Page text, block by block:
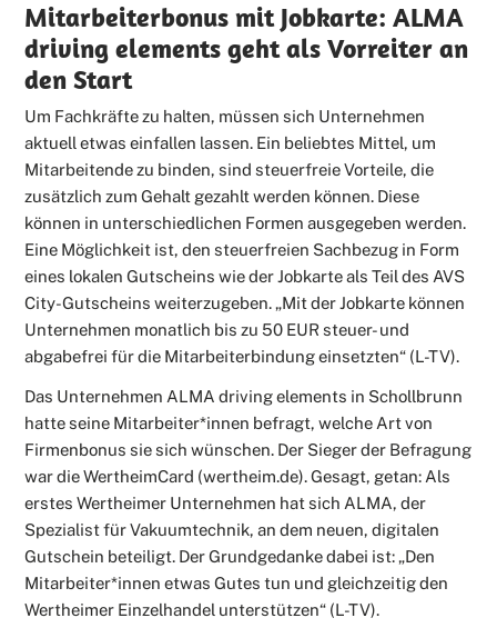
Mitarbeiterbonus mit Jobkarte: ALMA
driving elements geht als Vorreiter an
den Start
Um Fachkräfte zu halten, müssen sich Unternehmen
aktuell etwas einfallen lassen. Ein beliebtes Mittel, um
Mitarbeitende zu binden, sind steuerfreie Vorteile, die
zusätzlich zum Gehalt gezahlt werden können. Diese
können in unterschiedlichen Formen ausgegeben werden.
Eine Möglichkeit ist, den steuerfreien Sachbezug in Form
eines lokalen Gutscheins wie der Jobkarte als Teil des AVS
City-Gutscheins weiterzugeben. „Mit der Jobkarte können
Unternehmen monatlich bis zu 50 EUR steuer- und
abgabefrei für die Mitarbeiterbindung einsetzten“ (L-TV).
Das Unternehmen ALMA driving elements in Schollbrunn
hatte seine Mitarbeiter*innen befragt, welche Art von
Firmenbonus sie sich wünschen. Der Sieger der Befragung
war die WertheimCard (wertheim.de). Gesagt, getan: Als
erstes Wertheimer Unternehmen hat sich ALMA, der
Spezialist für Vakuumtechnik, an dem neuen, digitalen
Gutschein beteiligt. Der Grundgedanke dabei ist: „Den
Mitarbeiter*innen etwas Gutes tun und gleichzeitig den
Wertheimer Einzelhandel unterstützen“ (L-TV).